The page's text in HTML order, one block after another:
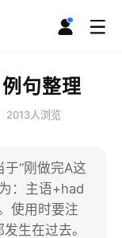
句整理
2013人浏览
“刚做完A这
：主语+had
使用时要注
生在过去。